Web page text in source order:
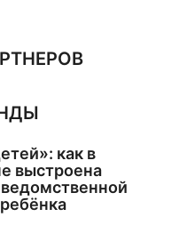
как в
выстроена